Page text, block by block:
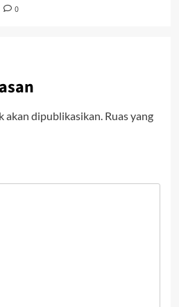
0
akan dipublikasikan. Ruas yang